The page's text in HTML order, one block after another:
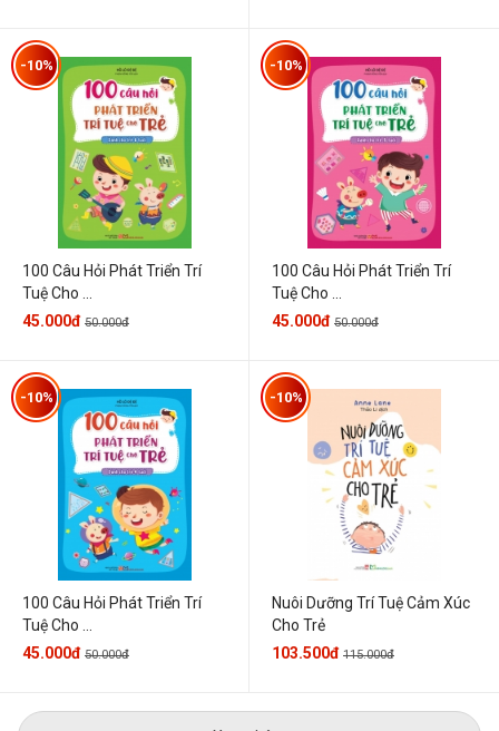
100 Câu Hỏi Phát Triển Trí
Tuệ Cho ...
-10%
45.000đ 50.000đ
100 Câu Hỏi Phát Triển Trí
Tuệ Cho ...
-10%
45.000đ 50.000đ
100 Câu Hỏi Phát Triển Trí
Tuệ Cho ...
-10%
45.000đ 50.000đ
Nuôi Dưỡng Trí Tuệ Cảm Xúc
Cho Trẻ
-10%
103.500đ 115.000đ